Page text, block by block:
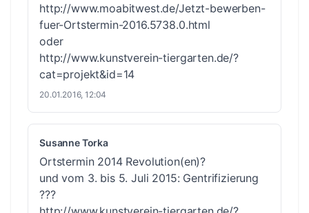
http://www.moabitwest.de/Jetzt-bewerben-
fuer-Ortstermin-2016.5738.0.html
oder
http://www.kunstverein-tiergarten.de/?
cat=projekt&id=14
20.01.2016, 12:04
Susanne Torka
Ortstermin 2014 Revolution(en)?
und vom 3. bis 5. Juli 2015: Gentrifizierung
???